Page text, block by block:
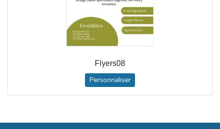
Flyers08
Personnaliser